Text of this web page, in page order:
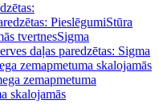
PieslēgumiStūra
tvertnesSigma
daļas paredzētas: Sigma
zemapmetuma skalojamās
zemapmetuma
skalojamās